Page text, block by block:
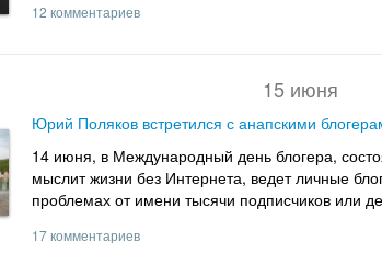
12 комментариев
15 июня
Юрий Поляков встретился с анапскими
14 июня, в Международный день блогера,
мыслит жизни без Интернета, ведет личные
проблемах от имени тысячи подписчиков или
17 комментариев